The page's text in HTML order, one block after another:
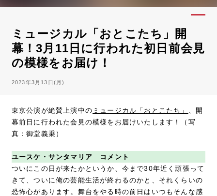
ミュージカル「おとこたち」開
幕！3月11日に行われた初日前会見
の模様をお届け！
2023年3月13日(月)
東京公演が絶賛上演中の ミュージカル「おとこたち」
、開
幕前日に行われた会見の模様をお届けいたします！（写
真：御堂義乗）
ユースケ・サンタマリア コメント
ついにこの日が来たかというか、今まで30年近く頑張って
きて、ついに俺の芸能生活が終わるのかと、それくらいの
恐怖心があります。舞台をやる時の前日はいつもそんな感